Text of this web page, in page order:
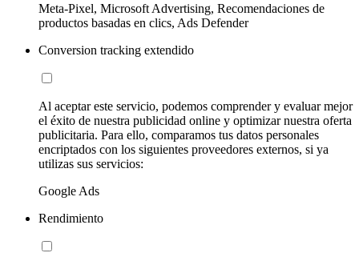
Meta-Pixel, Microsoft Advertising, Recomendaciones de
productos basadas en clics, Ads Defender
Conversion tracking extendido
Al aceptar este servicio, podemos comprender y evaluar mejor
el éxito de nuestra publicidad online y optimizar nuestra oferta
publicitaria. Para ello, comparamos tus datos personales
encriptados con los siguientes proveedores externos, si ya
utilizas sus servicios:
Google Ads
Rendimiento